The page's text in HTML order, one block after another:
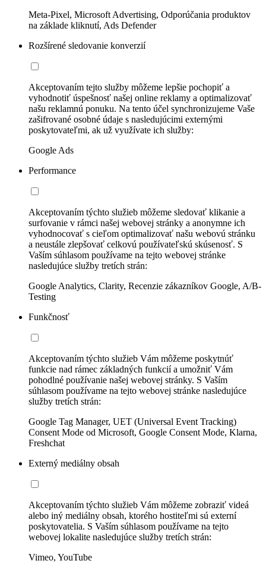
Meta-Pixel, Microsoft Advertising, Odporúčania produktov
na základe kliknutí, Ads Defender
Rozšírené sledovanie konverzií
Akceptovaním tejto služby môžeme lepšie pochopiť a
vyhodnotiť úspešnosť našej online reklamy a optimalizovať
našu reklamnú ponuku. Na tento účel synchronizujeme Vaše
zašifrované osobné údaje s nasledujúcimi externými
poskytovateľmi, ak už využívate ich služby:
Google Ads
Performance
Akceptovaním týchto služieb môžeme sledovať klikanie a
surfovanie v rámci našej webovej stránky a anonymne ich
vyhodnocovať s cieľom optimalizovať našu webovú stránku
a neustále zlepšovať celkovú používateľskú skúsenosť. S
Vaším súhlasom používame na tejto webovej stránke
nasledujúce služby tretích strán:
Google Analytics, Clarity, Recenzie zákazníkov Google, A/B-
Testing
Funkčnosť
Akceptovaním týchto služieb Vám môžeme poskytnúť
funkcie nad rámec základných funkcií a umožniť Vám
pohodlné používanie našej webovej stránky. S Vaším
súhlasom používame na tejto webovej stránke nasledujúce
služby tretích strán:
Google Tag Manager, UET (Universal Event Tracking)
Consent Mode od Microsoft, Google Consent Mode, Klarna,
Freshchat
Externý mediálny obsah
Akceptovaním týchto služieb Vám môžeme zobraziť videá
alebo iný mediálny obsah, ktorého hostiteľmi sú externí
poskytovatelia. S Vaším súhlasom používame na tejto
webovej lokalite nasledujúce služby tretích strán:
Vimeo, YouTube